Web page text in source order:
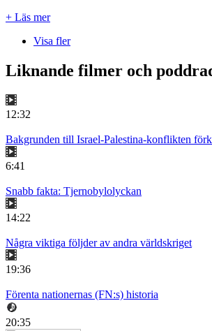
+ Läs mer
Visa fler
Liknande filmer och
12:32
Bakgrunden till Israel-Palestina-konflikten
6:41
Snabb fakta: Tjernobylolyckan
14:22
Några viktiga följder av andra världskriget
19:36
Förenta nationernas (FN:s) historia
20:35